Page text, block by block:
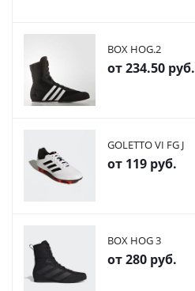
BOX HOG.2
от234.50 руб.
GOLETTO VI FG J
от 119 руб.
BOX HOG 3
от280 руб.